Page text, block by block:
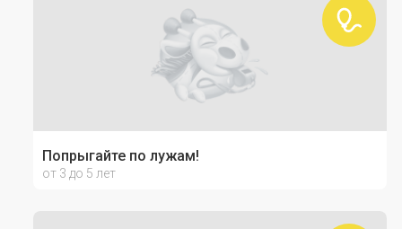
Попрыгайте по лужам!
от 3 до 5 лет